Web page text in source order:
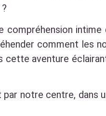
compréhension intime
comment les
cette aventure
notre centre, dans